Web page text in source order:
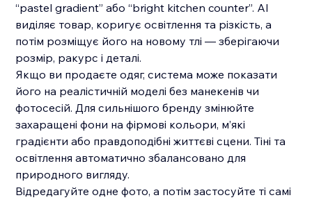
“pastel gradient” або “bright kitchen counter”. AI
виділяє товар, коригує освітлення та різкість, а
потім розміщує його на новому тлі — зберігаючи
розмір, ракурс і деталі.
Якщо ви продаєте одяг, система може показати
його на реалістичній моделі без манекенів чи
фотосесій. Для сильнішого бренду змінюйте
захаращені фони на фірмові кольори, м’які
градієнти або правдоподібні життєві сцени. Тіні та
освітлення автоматично збалансовано для
природного вигляду.
Відредагуйте одне фото, а потім застосуйте ті самі